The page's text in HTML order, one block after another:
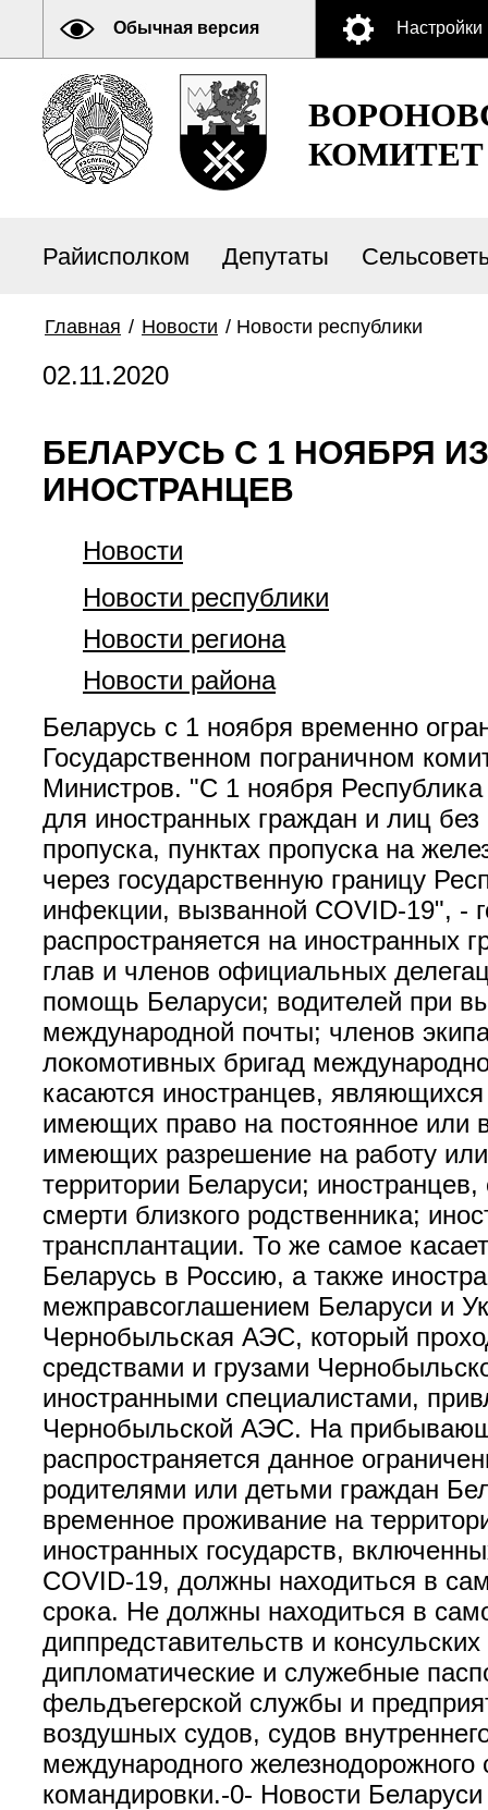
Обычная версия Настройки
КОМИТЕТ
Райисполком Депутаты
Главная / Новости / Новости республики
02.11.2020
БЕЛАРУСЬ С 1 НОЯБРЯ
ИНОСТРАНЦЕВ
Новости
Новости республики
Новости региона
Новости района
Беларусь с 1 ноября временно
Государственном пограничном
Министров. "С 1 ноября
для иностранных граждан и лиц без
пропуска, пунктах пропуска на
через государственную границу
инфекции, вызванной COVID-19", -
распространяется на
глав и членов официальных
помощь Беларуси; водителей при
международной почты; членов
локомотивных бригад
касаются иностранцев,
имеющих право на постоянное или
имеющих разрешение на работу
территории Беларуси;
смерти близкого родственника;
трансплантации. То же самое
Беларусь в Россию, а также
межправсоглашением Беларуси и
Чернобыльская АЭС, который
средствами и грузами
иностранными специалистами,
Чернобыльской АЭС. На
распространяется данное
родителями или детьми граждан
временное проживание на
иностранных государств,
COVID-19, должны находиться в
срока. Не должны находиться в
диппредставительств и
дипломатические и служебные
фельдъегерской службы и
воздушных судов, судов
международного
командировки.-0- Новости Беларуси